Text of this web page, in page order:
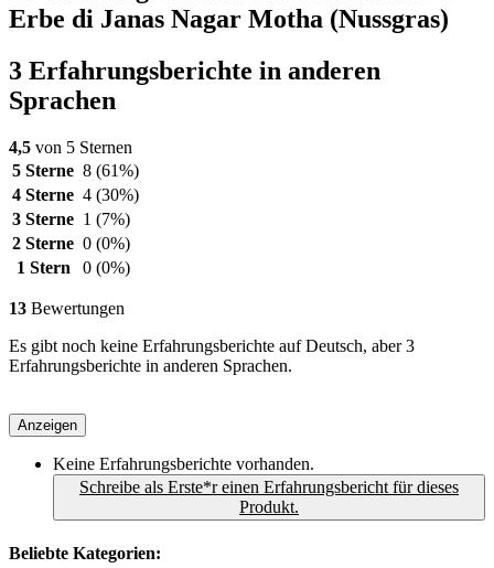
Erbe di Janas Nagar Motha (Nussgras)
3 Erfahrungsberichte in anderen
Sprachen
4,5 von 5 Sternen
5 Sterne 8 (61%)
4 Sterne 4 (30%)
3 Sterne 1 (7%)
2 Sterne 0 (0%)
1 Stern
0 (0%)
13 Bewertungen
Es gibt noch keine Erfahrungsberichte auf Deutsch, aber 3
Erfahrungsberichte in anderen Sprachen.
Anzeigen
Keine Erfahrungsberichte vorhanden.
Schreibe als Erste*r einen Erfahrungsbericht für dieses
Produkt.
Beliebte Kategorien: